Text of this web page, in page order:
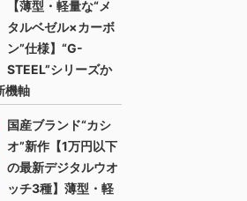
【薄型・軽量な“メ
タルベゼル×カーボ
ン”仕様】“G-
STEEL”シリーズか
機軸
国産ブランド“カシ
オ”新作【1万円以下
の最新デジタルウオ
ッチ3種】薄型・軽